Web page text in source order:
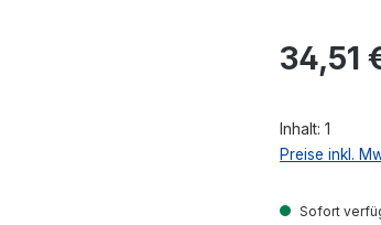
Regulärer
34,51
Inhalt: 1
Preise inkl.
Sofort